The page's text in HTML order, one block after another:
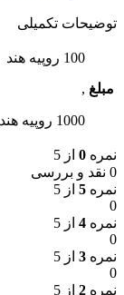
توضیحات تکمیلی
مبلغ
100 روپیه هند
,
1000 روپیه هند
نمره 0 از 5
0 نقد و بررسی
نمره 5 از 5
0
نمره 4 از 5
0
نمره 3 از 5
0
نمره 2 از 5